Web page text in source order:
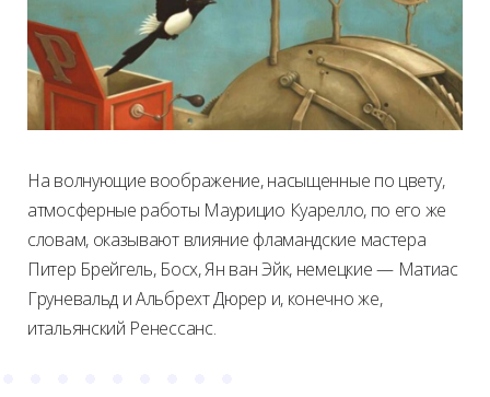
На волнующие воображение, насыщенные по цвету,
атмосферные работы Маурицио Куарелло, по его же
словам, оказывают влияние фламандские мастера
Питер Брейгель, Босх, Ян ван Эйк, немецкие — Матиас
Груневальд и Альбрехт Дюрер и, конечно же,
итальянский Ренессанс.